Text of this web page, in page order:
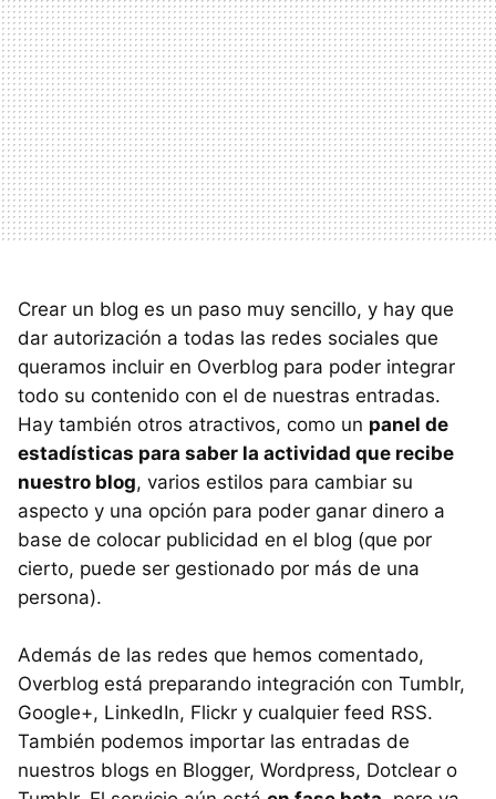
Crear un blog es un paso muy sencillo, y hay que
dar autorización a todas las redes sociales que
queramos incluir en Overblog para poder integrar
todo su contenido con el de nuestras entradas.
Hay también otros atractivos, como un panel de
estadísticas para saber la actividad que recibe
nuestro blog, varios estilos para cambiar su
aspecto y una opción para poder ganar dinero a
base de colocar publicidad en el blog (que por
cierto, puede ser gestionado por más de una
persona).
Además de las redes que hemos comentado,
Overblog está preparando integración con Tumblr,
Google+, LinkedIn, Flickr y cualquier feed RSS.
También podemos importar las entradas de
nuestros blogs en Blogger, Wordpress, Dotclear o